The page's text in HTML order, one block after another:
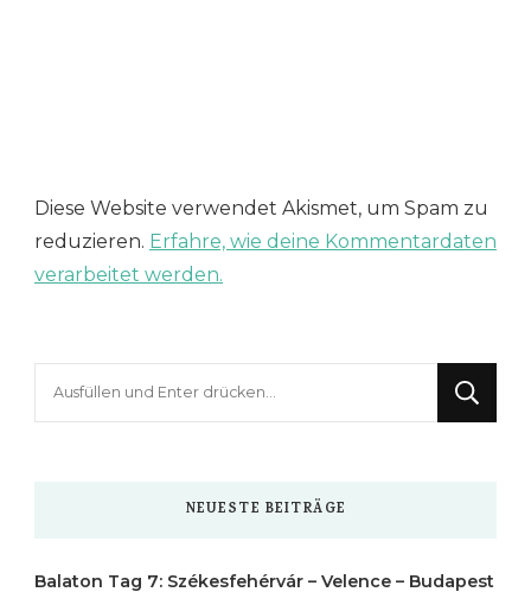
Diese Website verwendet Akismet, um Spam zu
reduzieren. Erfahre, wie deine Kommentardaten
verarbeitet werden.
NEUESTE BEITRÄGE
Balaton Tag 7: Székesfehérvár – Velence – Budapest